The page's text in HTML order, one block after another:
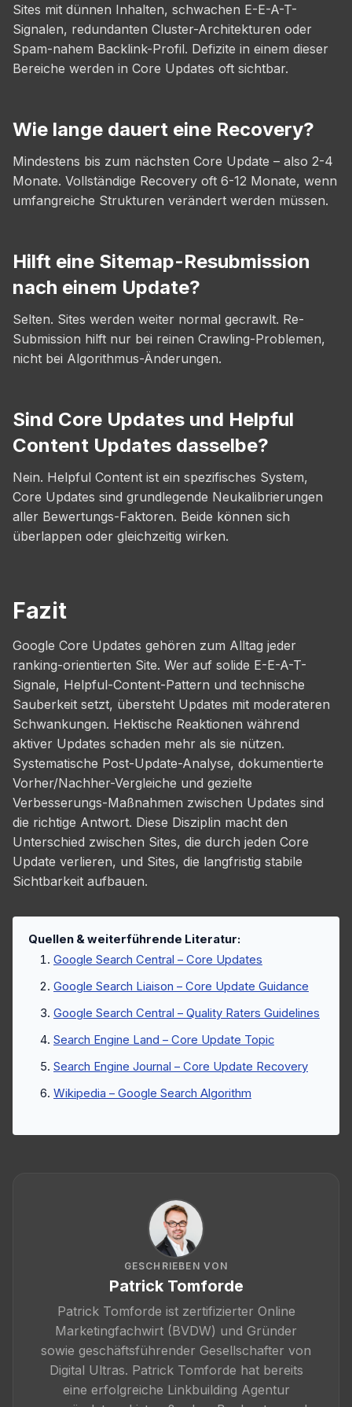
Sites mit dünnen Inhalten, schwachen E-E-A-T-
Signalen, redundanten Cluster-Architekturen oder
Spam-nahem Backlink-Profil. Defizite in einem dieser
Bereiche werden in Core Updates oft sichtbar.
Wie lange dauert eine Recovery?
Mindestens bis zum nächsten Core Update – also 2-4
Monate. Vollständige Recovery oft 6-12 Monate, wenn
umfangreiche Strukturen verändert werden müssen.
Hilft eine Sitemap-Resubmission
nach einem Update?
Selten. Sites werden weiter normal gecrawlt. Re-
Submission hilft nur bei reinen Crawling-Problemen,
nicht bei Algorithmus-Änderungen.
Sind Core Updates und Helpful
Content Updates dasselbe?
Nein. Helpful Content ist ein spezifisches System,
Core Updates sind grundlegende Neukalibrierungen
aller Bewertungs-Faktoren. Beide können sich
überlappen oder gleichzeitig wirken.
Fazit
Google Core Updates gehören zum Alltag jeder
ranking-orientierten Site. Wer auf solide E-E-A-T-
Signale, Helpful-Content-Pattern und technische
Sauberkeit setzt, übersteht Updates mit moderateren
Schwankungen. Hektische Reaktionen während
aktiver Updates schaden mehr als sie nützen.
Systematische Post-Update-Analyse, dokumentierte
Vorher/Nachher-Vergleiche und gezielte
Verbesserungs-Maßnahmen zwischen Updates sind
die richtige Antwort. Diese Disziplin macht den
Unterschied zwischen Sites, die durch jeden Core
Update verlieren, und Sites, die langfristig stabile
Sichtbarkeit aufbauen.
Quellen & weiterführende Literatur:
Google Search Central – Core Updates
Google Search Liaison – Core Update Guidance
Google Search Central – Quality Raters Guidelines
Search Engine Land – Core Update Topic
Search Engine Journal – Core Update Recovery
Wikipedia – Google Search Algorithm
GESCHRIEBEN VON
Patrick Tomforde
Patrick Tomforde ist zertifizierter Online
Marketingfachwirt (BVDW) und Gründer
sowie geschäftsführender Gesellschafter von
Digital Ultras. Patrick Tomforde hat bereits
eine erfolgreiche Linkbuilding Agentur